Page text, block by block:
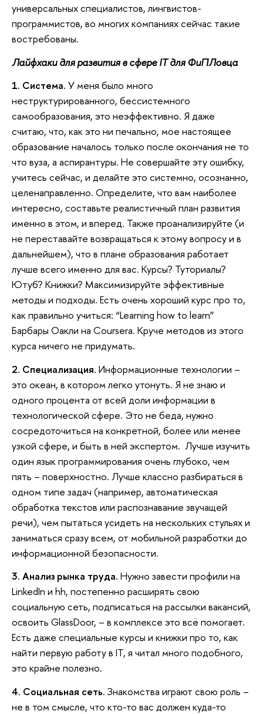
универсальных специалистов, лингвистов-
программистов, во многих компаниях сейчас такие
востребованы.
Лайфхаки для развития в сфере IT для ФиПЛовца
1. Система. У меня было много
неструктурированного, бессистемного
самообразования, это неэффективно. Я даже
считаю, что, как это ни печально, мое настоящее
образование началось только после окончания не то
что вуза, а аспирантуры. Не совершайте эту ошибку,
учитесь сейчас, и делайте это системно, осознанно,
целенаправленно. Определите, что вам наиболее
интересно, составьте реалистичный план развития
именно в этом, и вперед. Также проанализируйте (и
не переставайте возвращаться к этому вопросу и в
дальнейшем), что в плане образования работает
лучше всего именно для вас. Курсы? Туториалы?
Ютуб? Книжки? Максимизируйте эффективные
методы и подходы. Есть очень хороший курс про то,
как правильно учиться: “Learning how to learn”
Барбары Оакли на Coursera. Круче методов из этого
курса ничего не придумать.
2. Специализация. Информационные технологии –
это океан, в котором легко утонуть. Я не знаю и
одного процента от всей доли информации в
технологической сфере. Это не беда, нужно
сосредоточиться на конкретной, более или менее
узкой сфере, и быть в ней экспертом. Лучше изучить
один язык программирования очень глубоко, чем
пять – поверхностно. Лучше классно разбираться в
одном типе задач (например, автоматическая
обработка текстов или распознавание звучащей
речи), чем пытаться усидеть на нескольких стульях и
заниматься сразу всем, от мобильной разработки до
информационной безопасности.
3. Анализ рынка труда. Нужно завести профили на
LinkedIn и hh, постепенно расширять свою
социальную сеть, подписаться на рассылки вакансий,
освоить GlassDoor, – в комплексе это всё помогает.
Есть даже специальные курсы и книжки про то, как
найти первую работу в IT, я читал много подобного,
это крайне полезно.
4. Социальная сеть. Знакомства играют свою роль –
не в том смысле, что кто-то вас должен куда-то